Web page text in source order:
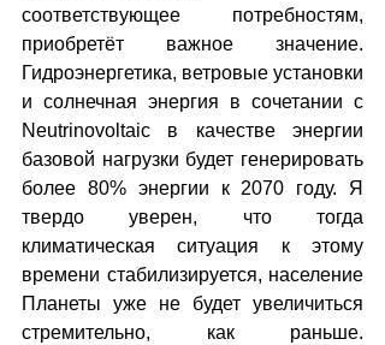
соответствующее потребностям,
приобретёт важное значение.
Гидроэнергетика, ветровые установки
и солнечная энергия в сочетании с
Neutrinovoltaic в качестве энергии
базовой нагрузки будет генерировать
более 80% энергии к 2070 году. Я
твердо уверен, что тогда
климатическая ситуация к этому
времени стабилизируется, население
Планеты уже не будет увеличиться
стремительно, как раньше.